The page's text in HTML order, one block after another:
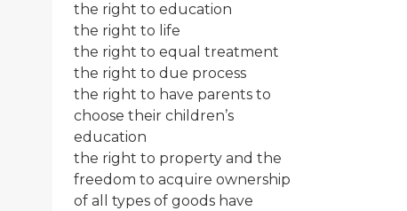
the right to education
the right to life
the right to equal treatment
the right to due process
the right to have parents to
choose their children’s
education
the right to property and the
freedom to acquire ownership
of all types of goods have